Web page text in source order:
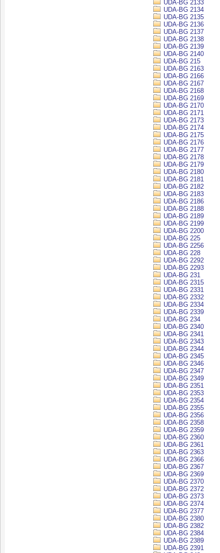
UDA-BG 2133
UDA-BG 2134
UDA-BG 2135
UDA-BG 2136
UDA-BG 2137
UDA-BG 2138
UDA-BG 2139
UDA-BG 2140
UDA-BG 215
UDA-BG 2163
UDA-BG 2166
UDA-BG 2167
UDA-BG 2168
UDA-BG 2169
UDA-BG 2170
UDA-BG 2171
UDA-BG 2173
UDA-BG 2174
UDA-BG 2175
UDA-BG 2176
UDA-BG 2177
UDA-BG 2178
UDA-BG 2179
UDA-BG 2180
UDA-BG 2181
UDA-BG 2182
UDA-BG 2183
UDA-BG 2186
UDA-BG 2188
UDA-BG 2189
UDA-BG 2199
UDA-BG 2200
UDA-BG 225
UDA-BG 2256
UDA-BG 228
UDA-BG 2292
UDA-BG 2293
UDA-BG 231
UDA-BG 2315
UDA-BG 2331
UDA-BG 2332
UDA-BG 2334
UDA-BG 2339
UDA-BG 234
UDA-BG 2340
UDA-BG 2341
UDA-BG 2343
UDA-BG 2344
UDA-BG 2345
UDA-BG 2346
UDA-BG 2347
UDA-BG 2349
UDA-BG 2351
UDA-BG 2353
UDA-BG 2354
UDA-BG 2355
UDA-BG 2356
UDA-BG 2358
UDA-BG 2359
UDA-BG 2360
UDA-BG 2361
UDA-BG 2363
UDA-BG 2366
UDA-BG 2367
UDA-BG 2369
UDA-BG 2370
UDA-BG 2372
UDA-BG 2373
UDA-BG 2374
UDA-BG 2377
UDA-BG 2380
UDA-BG 2382
UDA-BG 2384
UDA-BG 2389
UDA-BG 2391